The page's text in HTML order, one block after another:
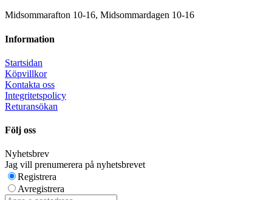
Midsommarafton 10-16, Midsommardagen 10-16
Information
Startsidan
Köpvillkor
Kontakta oss
Integritetspolicy
Returansökan
Följ oss
Nyhetsbrev
Jag vill prenumerera på nyhetsbrevet
Registrera
Avregistrera